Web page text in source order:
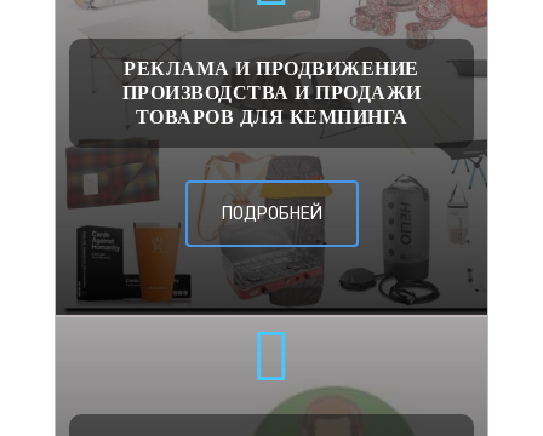
РЕКЛАМА И ПРОДВИЖЕНИЕ
ПРОИЗВОДСТВА И ПРОДАЖИ
ТОВАРОВ ДЛЯ КЕМПИНГА
ПОДРОБНЕЙ